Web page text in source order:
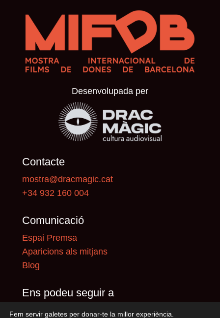
Desenvolupada per
Contacte
mostra@dracmagic.cat
+34 932 160 004
Comunicació
Espai Premsa
Aparicions als mitjans
Blog
Ens podeu seguir a
Fem servir galetes per donar-te la millor experiència.